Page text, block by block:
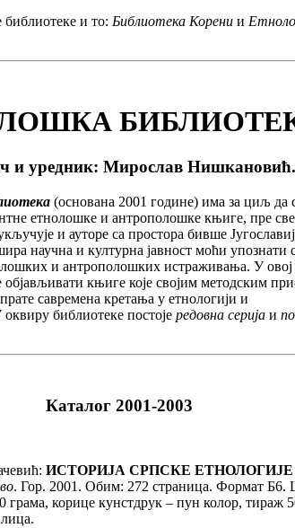
и то: Библиотека Корени и
и уредник: Мирослав Нишкановић.
(основана 2001 године) има за циљ да
етнолошке и антрополошке књиге, пре
и ауторе са простора бивше
научна и културна јавност моћи упознати
и антрополошких истраживања. У овој
објављивати књиге које својим методским
савремена кретања у етнологији и
библиотеке постоје редовна серија и
Каталог 2001-2003
ИСТОРИЈА СРПСКЕ ЕТНОЛОГИЈЕ
. Гор. 2001. Обим: 272 страница. Формат Б6.
грама, корице кунстдрук – пун колор, тираж